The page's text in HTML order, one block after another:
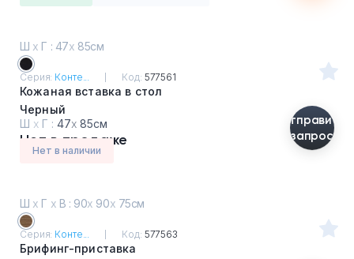
Ш х Г : 47х 85см
Серия: Конте... Код: 577561
Кожаная вставка в стол
Черный
Ш х Г : 47х 85см
Нет в продаже
Нет в наличии
Отправить
запрос
Ш х Г х В : 90х 90х 75см
Серия: Конте... Код: 577563
Брифинг-приставка